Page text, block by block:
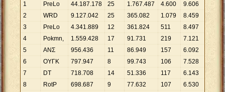
1
PreLo 44.187.178 25 1.767.487 4.600 9.606
2
WRD 9.127.042 25 365.082 1.079 8.459
3
PreLο 4.341.889 12 361.824 511 8.497
4
Pokmn, 1.559.428 17 91.731 219 7.121
5
ΑΝΣ 956.436 11 86.949 157 6.092
6
ΟΥΓΚ 797.947 8 99.743 106 7.528
7
DT 718.708 14 51.336 117 6.143
8
RotP 698.687 9 77.632 107 6.530